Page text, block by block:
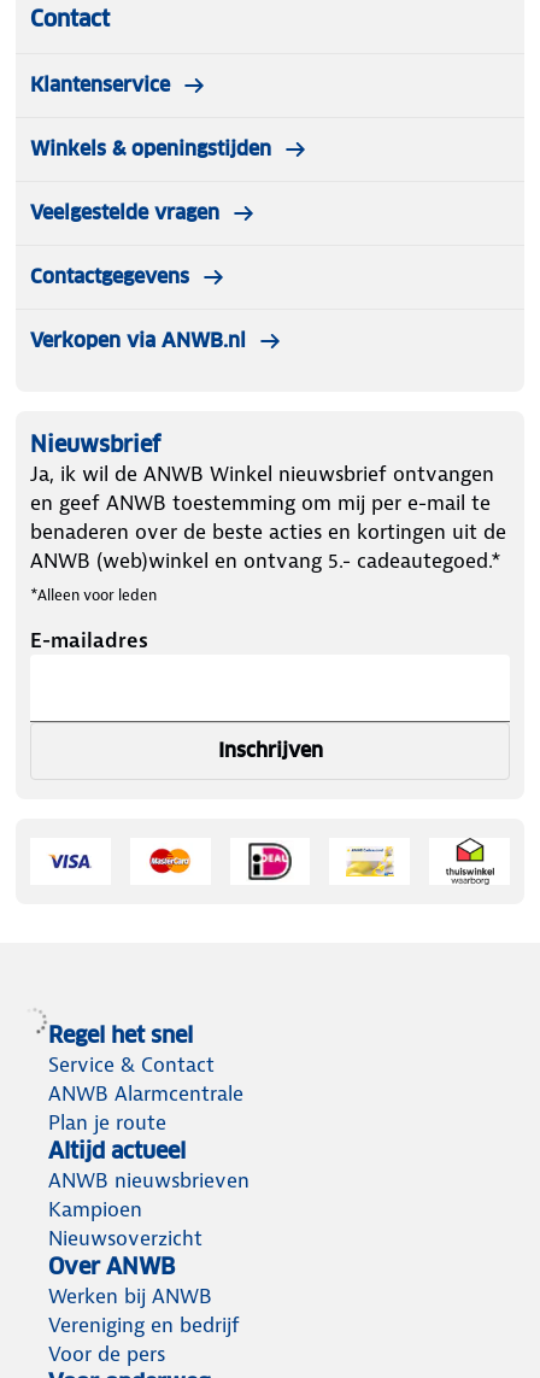
Contact
Klantenservice
Winkels & openingstijden
Veelgestelde vragen
Contactgegevens
Verkopen via ANWB.nl
Nieuwsbrief
Ja, ik wil de ANWB Winkel nieuwsbrief ontvangen
en geef ANWB toestemming om mij per e-mail te
benaderen over de beste acties en kortingen uit de
ANWB (web)winkel en ontvang 5.- cadeautegoed.*
*Alleen voor leden
E-mailadres
Inschrijven
Regel het snel
Service & Contact
ANWB Alarmcentrale
Plan je route
Altijd actueel
ANWB nieuwsbrieven
Kampioen
Nieuwsoverzicht
Over ANWB
Werken bij ANWB
Vereniging en bedrijf
Voor de pers